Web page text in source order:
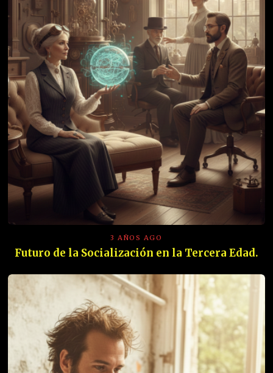
3 AÑOS AGO
Futuro de la Socialización en la Tercera Edad.